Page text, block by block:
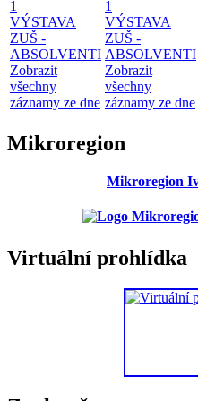
1
VÝSTAVA
ZUŠ -
ABSOLVENTI
Zobrazit
všechny
záznamy ze dne
1
VÝSTAVA
ZUŠ -
ABSOLVENTI
Zobrazit
všechny
záznamy ze dne
Mikroregion
Mikroregion
Virtuální prohlídka